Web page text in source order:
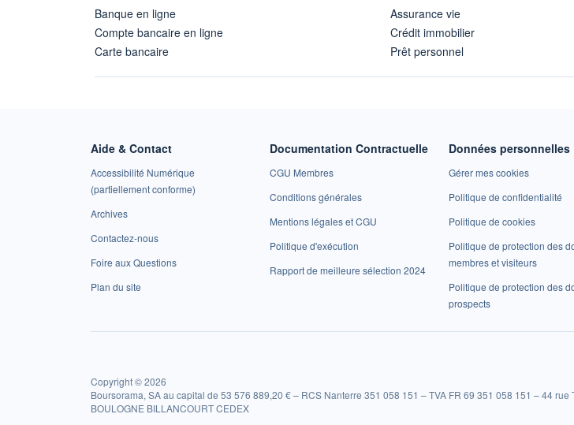
Banque en ligne
Compte bancaire en ligne
Carte bancaire
Assurance vie
Crédit immobilier
Prêt personnel
Aide & Contact
Accessibilité Numérique
(partiellement conforme)
Archives
Contactez-nous
Foire aux Questions
Plan du site
Documentation Contractuelle
CGU Membres
Conditions générales
Mentions légales et CGU
Politique d'exécution
Rapport de meilleure sélection 2024
Données personnelles
Gérer mes cookies
Politique de confidentialité
Politique de cookies
Politique de protection des
membres et visiteurs
Politique de protection des
prospects
Copyright © 2026
Boursorama, SA au capital de 53 576 889,20 € – RCS Nanterre 351 058 151 – TVA FR 69 351 058 151 – 44 rue
BOULOGNE BILLANCOURT CEDEX